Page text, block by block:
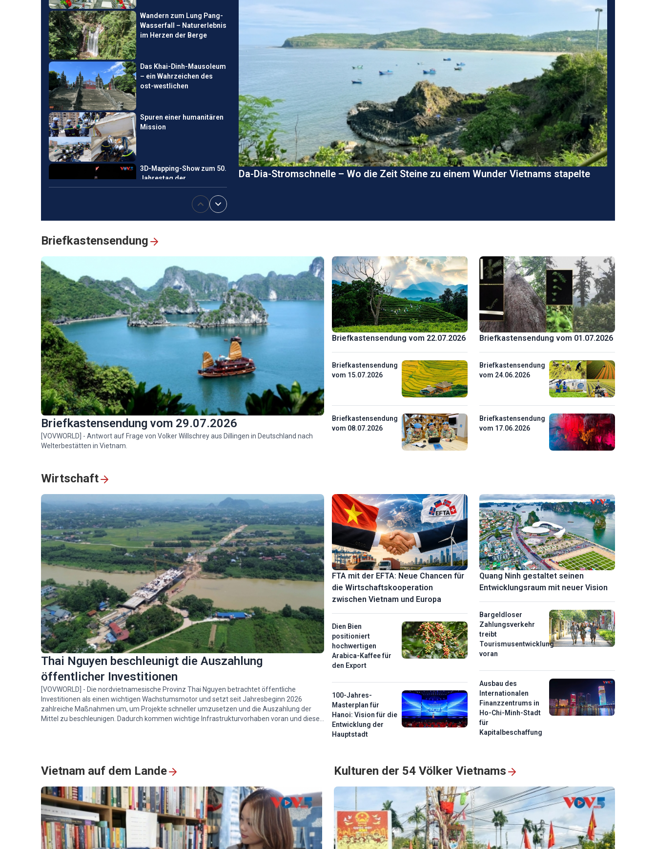
Wandern zum Lung Pang-
Wasserfall – Naturerlebnis
im Herzen der Berge
Das Khai-Dinh-Mausoleum
– ein Wahrzeichen des
ost-westlichen
Spuren einer humanitären
Mission
3D-Mapping-Show zum 50.
Jahrestag der
Umbenennung von Sai
Gon-Gia Dinh nach
Präsident Ho Chi Minh
Tourismus in Vinh Long:
Kulturgeschichte im
Die Presse ist eine scharfe
Waffe der Ideologie- und
Öffentlichkeitsarbeit
Ngu My Thanh – ein
einzigartiger
mysteriösen Schönheit
der Hua-Ma-Höhle in der
Provinz Thai Nguyen
Besucher tauchen
während der goldgelben
Da-Dia-Stromschnelle – Wo die Zeit Steine zu einem Wunder Vietnams stapelte
Briefkastensendung
Briefkastensendung vom 29.07.2026
[VOVWORLD] - Antwort auf Frage von Volker Willschrey aus Dillingen in Deutschland nach
Welterbestätten in Vietnam.
Briefkastensendung vom 22.07.2026
Briefkastensendung
vom 15.07.2026
Briefkastensendung
vom 08.07.2026
Briefkastensendung vom 01.07.2026
Briefkastensendung
vom 24.06.2026
Briefkastensendung
vom 17.06.2026
Wirtschaft
Thai Nguyen beschleunigt die Auszahlung
öffentlicher Investitionen
[VOVWORLD] - Die nordvietnamesische Provinz Thai Nguyen betrachtet öffentliche
Investitionen als einen wichtigen Wachstumsmotor und setzt seit Jahresbeginn 2026
zahlreiche Maßnahmen um, um Projekte schneller umzusetzen und die Auszahlung der
Mittel zu beschleunigen. Dadurch kommen wichtige Infrastrukturvorhaben voran und diese
FTA mit der EFTA: Neue Chancen für
die Wirtschaftskooperation
zwischen Vietnam und Europa
Dien Bien
positioniert
hochwertigen
Arabica-Kaffee für
den Export
100-Jahres-
Masterplan für
Hanoi: Vision für die
Entwicklung der
Hauptstadt
Quang Ninh gestaltet seinen
Entwicklungsraum mit neuer Vision
Bargeldloser
Zahlungsverkehr
treibt
Tourismusentwicklung
voran
Ausbau des
Internationalen
Finanzzentrums in
Ho-Chi-Minh-Stadt
für
Kapitalbeschaffung
Vietnam auf dem Lande Kulturen der 54 Völker Vietnams